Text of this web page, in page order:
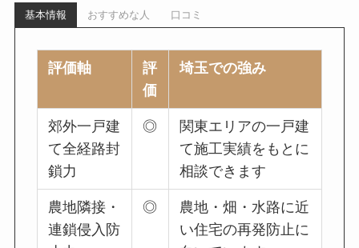
基本情報 おすすめな人 口コミ
評価軸
評
価
埼玉での強み
郊外一戸建
て全経路封
鎖力
◎
関東エリアの一戸建
て施工実績をもとに
相談できます
農地隣接・
連鎖侵入防
◎
農地・畑・水路に近
い住宅の再発防止に